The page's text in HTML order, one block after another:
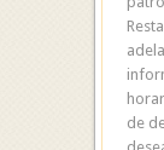
de